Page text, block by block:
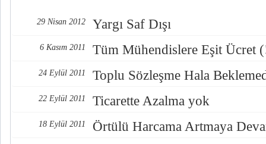
29 Nisan 2012 Yargı Saf Dışı
6 Kasım 2011 Tüm Mühendislere Eşit Ücret
24 Eylül 2011 Toplu Sözleşme Hala
22 Eylül 2011 Ticarette Azalma yok
18 Eylül 2011 Örtülü Harcama Artmaya